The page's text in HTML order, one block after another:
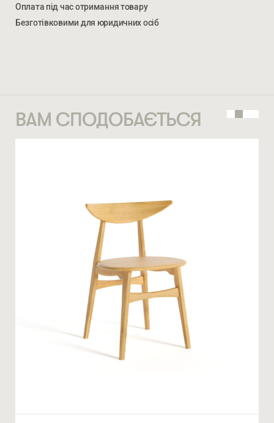
Оплата під час отримання товару
Безготівковими для юридичних осіб
ВАМ СПОДОБАЄТЬСЯ
ВВЕДІТЬ ВАШЕ ПРІЗВИЩЕ ТА ІМ’Я *
Натискаючи ви автоматично погоджуєтеся на обробку
персональних даних
ВВЕДІТЬ ВАШЕ ПРІЗВИЩЕ ТА ІМ’Я *
КІЛЬКІСТЬ ТА ОСОБЛИВІ ПОБАЖАННЯ